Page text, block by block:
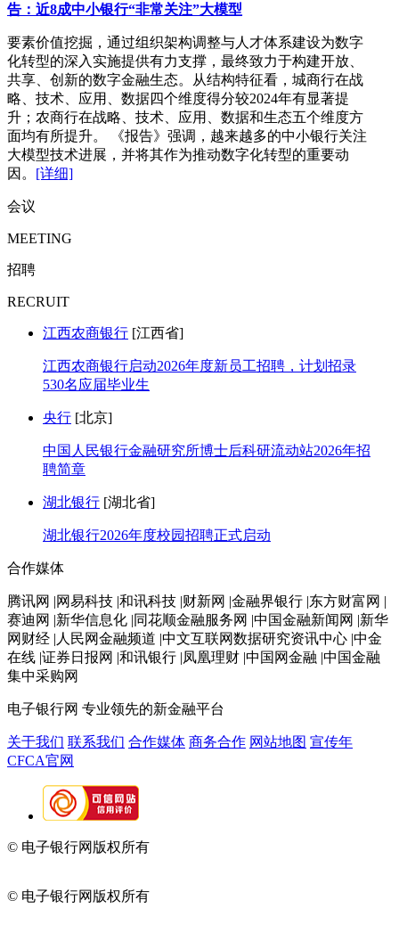
告：近8成中小银行“非常关注”大模型
要素价值挖掘，通过组织架构调整与人才体系建设为数字
化转型的深入实施提供有力支撑，最终致力于构建开放、
共享、创新的数字金融生态。从结构特征看，城商行在战
略、技术、应用、数据四个维度得分较2024年有显著提
升；农商行在战略、技术、应用、数据和生态五个维度方
面均有所提升。 《报告》强调，越来越多的中小银行关注
大模型技术进展，并将其作为推动数字化转型的重要动
因。 [详细]
会议
MEETING
招聘
RECRUIT
江西农商银行 [江西省]
江西农商银行启动2026年度新员工招聘，计划招录
530名应届毕业生
央行 [北京]
中国人民银行金融研究所博士后科研流动站2026年招
聘简章
湖北银行 [湖北省]
湖北银行2026年度校园招聘正式启动
合作媒体
腾讯网 |网易科技 |和讯科技 |财新网 |金融界银行 |东方财富网 |
赛迪网 |新华信息化 |同花顺金融服务网 |中国金融新闻网 |新华
网财经 |人民网金融频道 |中文互联网数据研究资讯中心 |中金
在线 |证券日报网 |和讯银行 |凤凰理财 |中国网金融 |中国金融
集中采购网
电子银行网 专业领先的新金融平台
关于我们 联系我们 合作媒体 商务合作 网站地图 宣传年
CFCA官网
© 电子银行网版权所有
© 电子银行网版权所有